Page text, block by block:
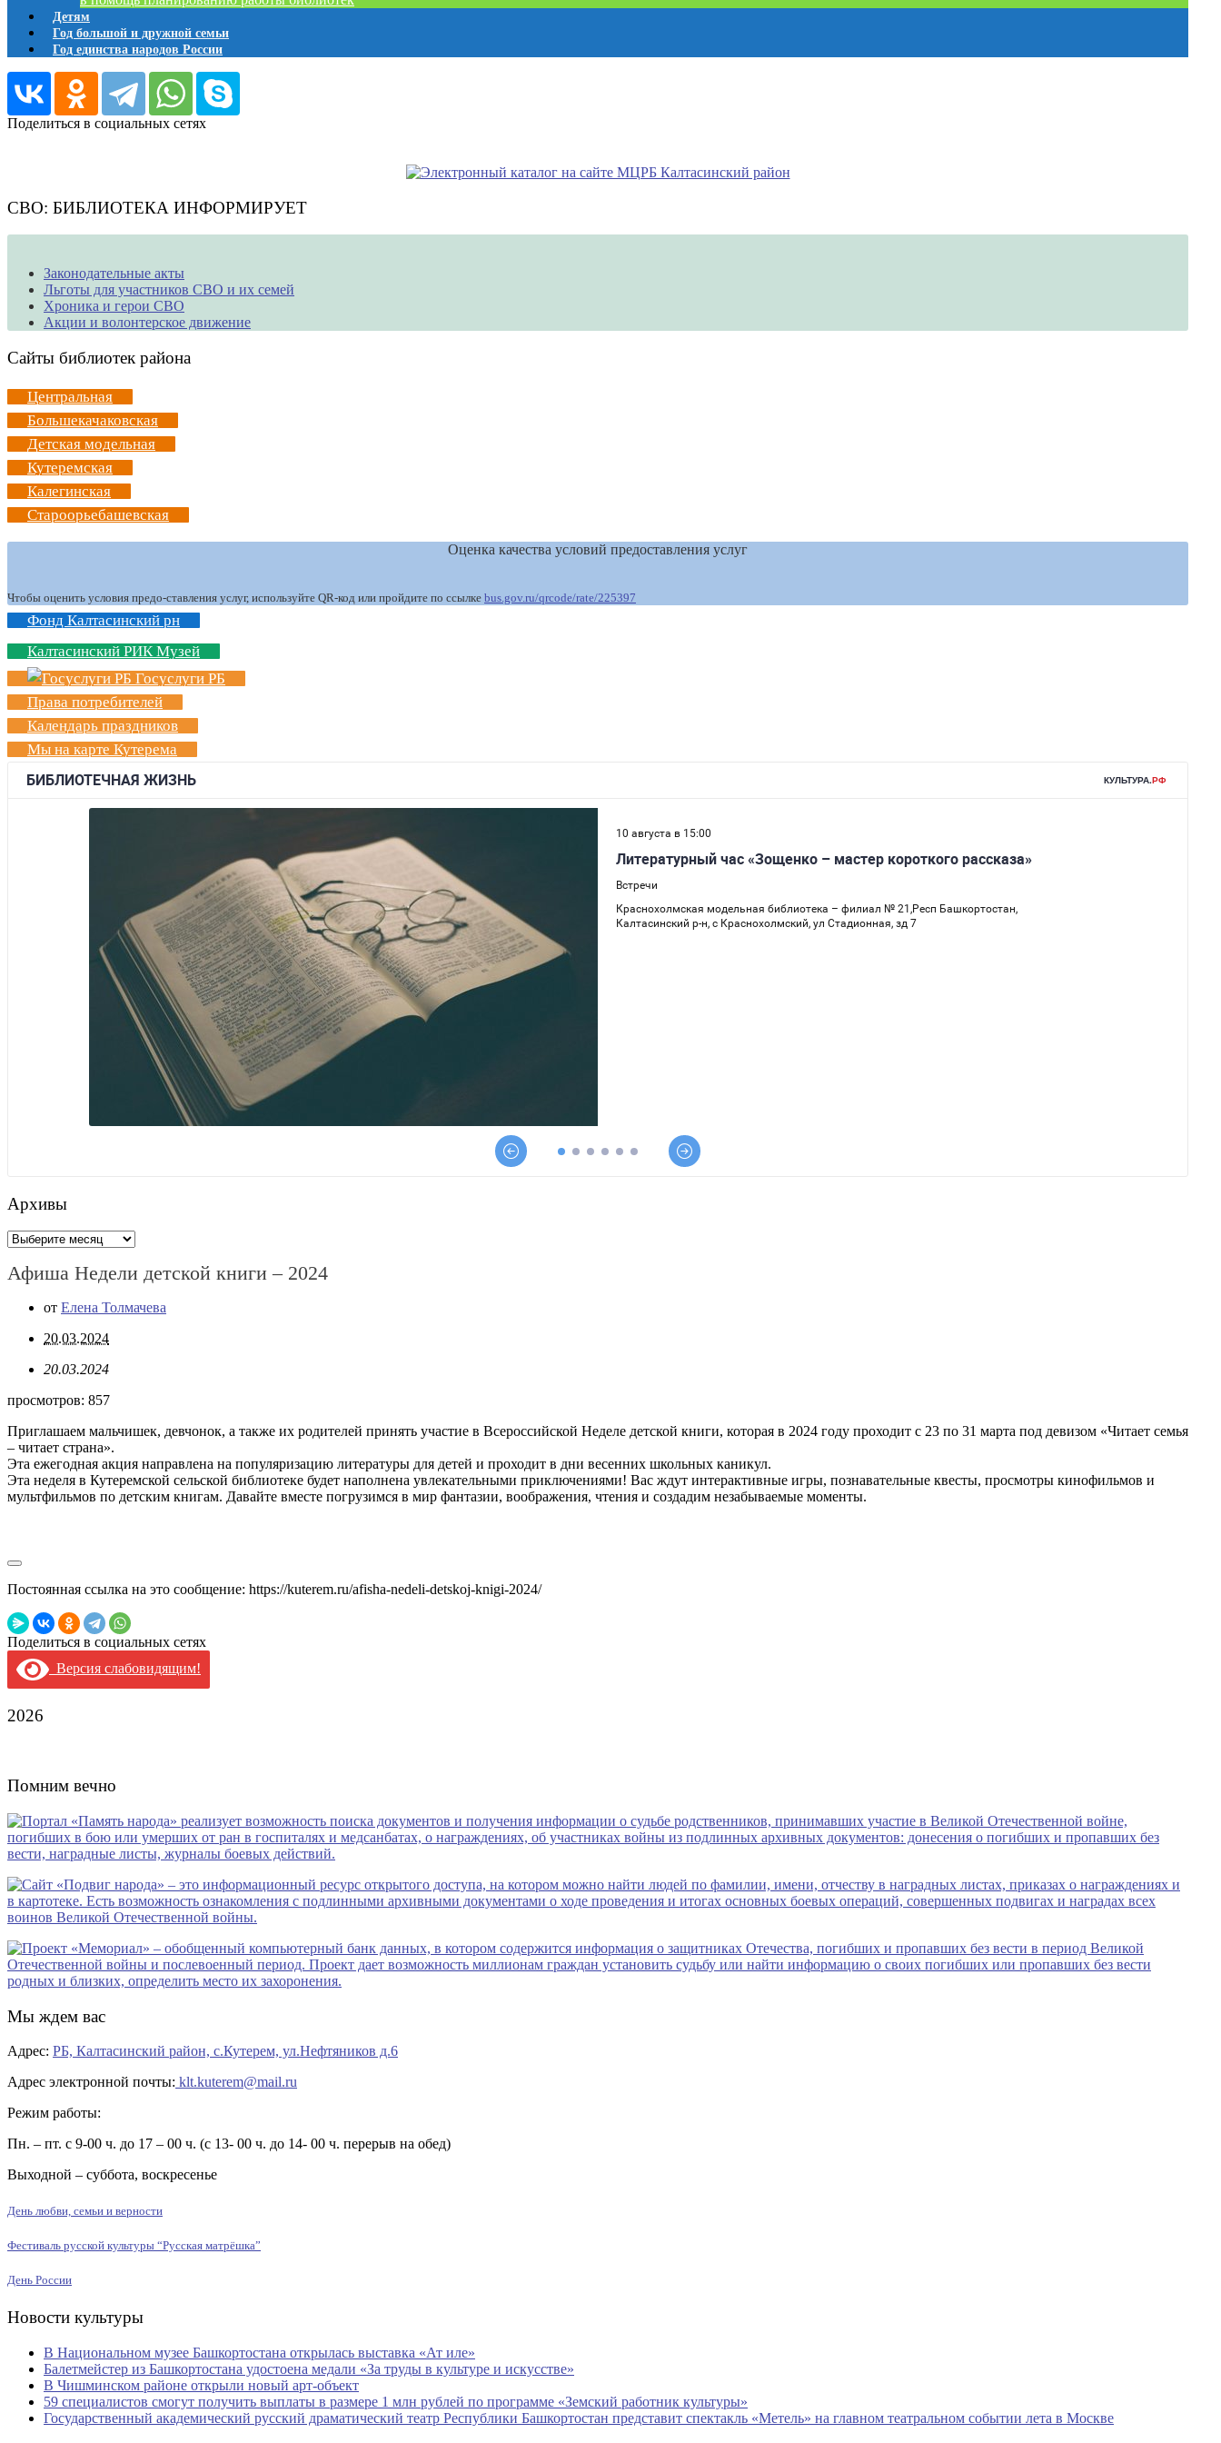
Детям
Год большой и дружной семьи
Год единства народов России
Поделиться в социальных сетях
СВО: БИБЛИОТЕКА ИНФОРМИРУЕТ
Законодательные акты
Льготы для участников СВО и их семей
Хроника и герои СВО
Акции и волонтерское движение
Сайты библиотек района
Центральная
Большекачаковская
Детская модельная
Кутеремская
Калегинская
Староорьебашевская
Оценка качества условий предоставления услуг
Чтобы оценить условия предо-ставления услуг, используйте QR-код или пройдите по ссылке bus.gov.ru/qrcode/rate/225397
Фонд Калтасинский рн
Калтасинский РИК Музей
Госуслуги РБ
Права потребителей
Календарь праздников
Мы на карте Кутерема
Архивы
Архивы
Афиша Недели детской книги – 2024
от Елена Толмачева
20.03.2024
20.03.2024
просмотров: 857
Приглашаем мальчишек, девчонок, а также их родителей принять участие в Всероссийской Неделе детской книги, которая в 2024 году проходит с 23 по 31 марта под девизом «Читает семья
– читает страна».
Эта ежегодная акция направлена на популяризацию литературы для детей и проходит в дни весенних школьных каникул.
Эта неделя в Кутеремской сельской библиотеке будет наполнена увлекательными приключениями! Вас ждут интерактивные игры, познавательные квесты, просмотры кинофильмов и
мультфильмов по детским книгам. Давайте вместе погрузимся в мир фантазии, воображения, чтения и создадим незабываемые моменты.
Постоянная ссылка на это сообщение: https://kuterem.ru/afisha-nedeli-detskoj-knigi-2024/
Поделиться в социальных сетях
Версия слабовидящим!
2026
Помним вечно
Мы ждем вас
Адрес: РБ, Калтасинский район, с.Кутерем, ул.Нефтяников д.6
Адрес электронной почты: klt.kuterem@mail.ru
Режим работы:
Пн. – пт. с 9-00 ч. до 17 – 00 ч. (с 13- 00 ч. до 14- 00 ч. перерыв на обед)
Выходной – суббота, воскресенье
День любви, семьи и верности
Фестиваль русской культуры “Русская матрёшка”
День России
Новости культуры
В Национальном музее Башкортостана открылась выставка «Ат иле»
Балетмейстер из Башкортостана удостоена медали «За труды в культуре и искусстве»
В Чишминском районе открыли новый арт-объект
59 специалистов смогут получить выплаты в размере 1 млн рублей по программе «Земский работник культуры»
Государственный академический русский драматический театр Республики Башкортостан представит спектакль «Метель» на главном театральном событии лета в Москве